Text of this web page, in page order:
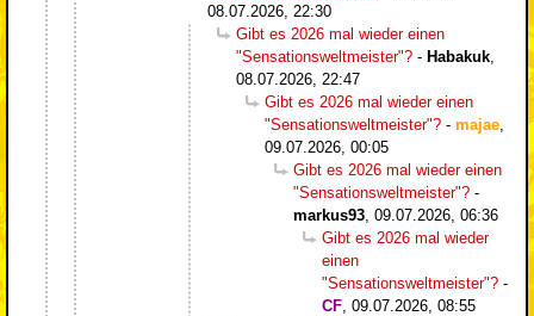
08.07.2026, 22:30
Gibt es 2026 mal wieder einen
"Sensationsweltmeister"? - Habakuk
08.07.2026, 22:47
Gibt es 2026 mal wieder einen
"Sensationsweltmeister"? - majae
09.07.2026, 00:05
Gibt es 2026 mal wieder einen
"Sensationsweltmeister"? -
markus93 09.07.2026, 06:36
Gibt es 2026 mal wieder
einen
"Sensationsweltmeister"? -
CF 09.07.2026, 08:55